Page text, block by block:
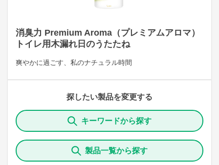
消臭力 Premium Aroma（プレミアムアロマ）
トイレ用木漏れ日のうたたね
爽やかに過ごす、私のナチュラル時間
探したい製品を変更する
キーワードから探す
製品一覧から探す